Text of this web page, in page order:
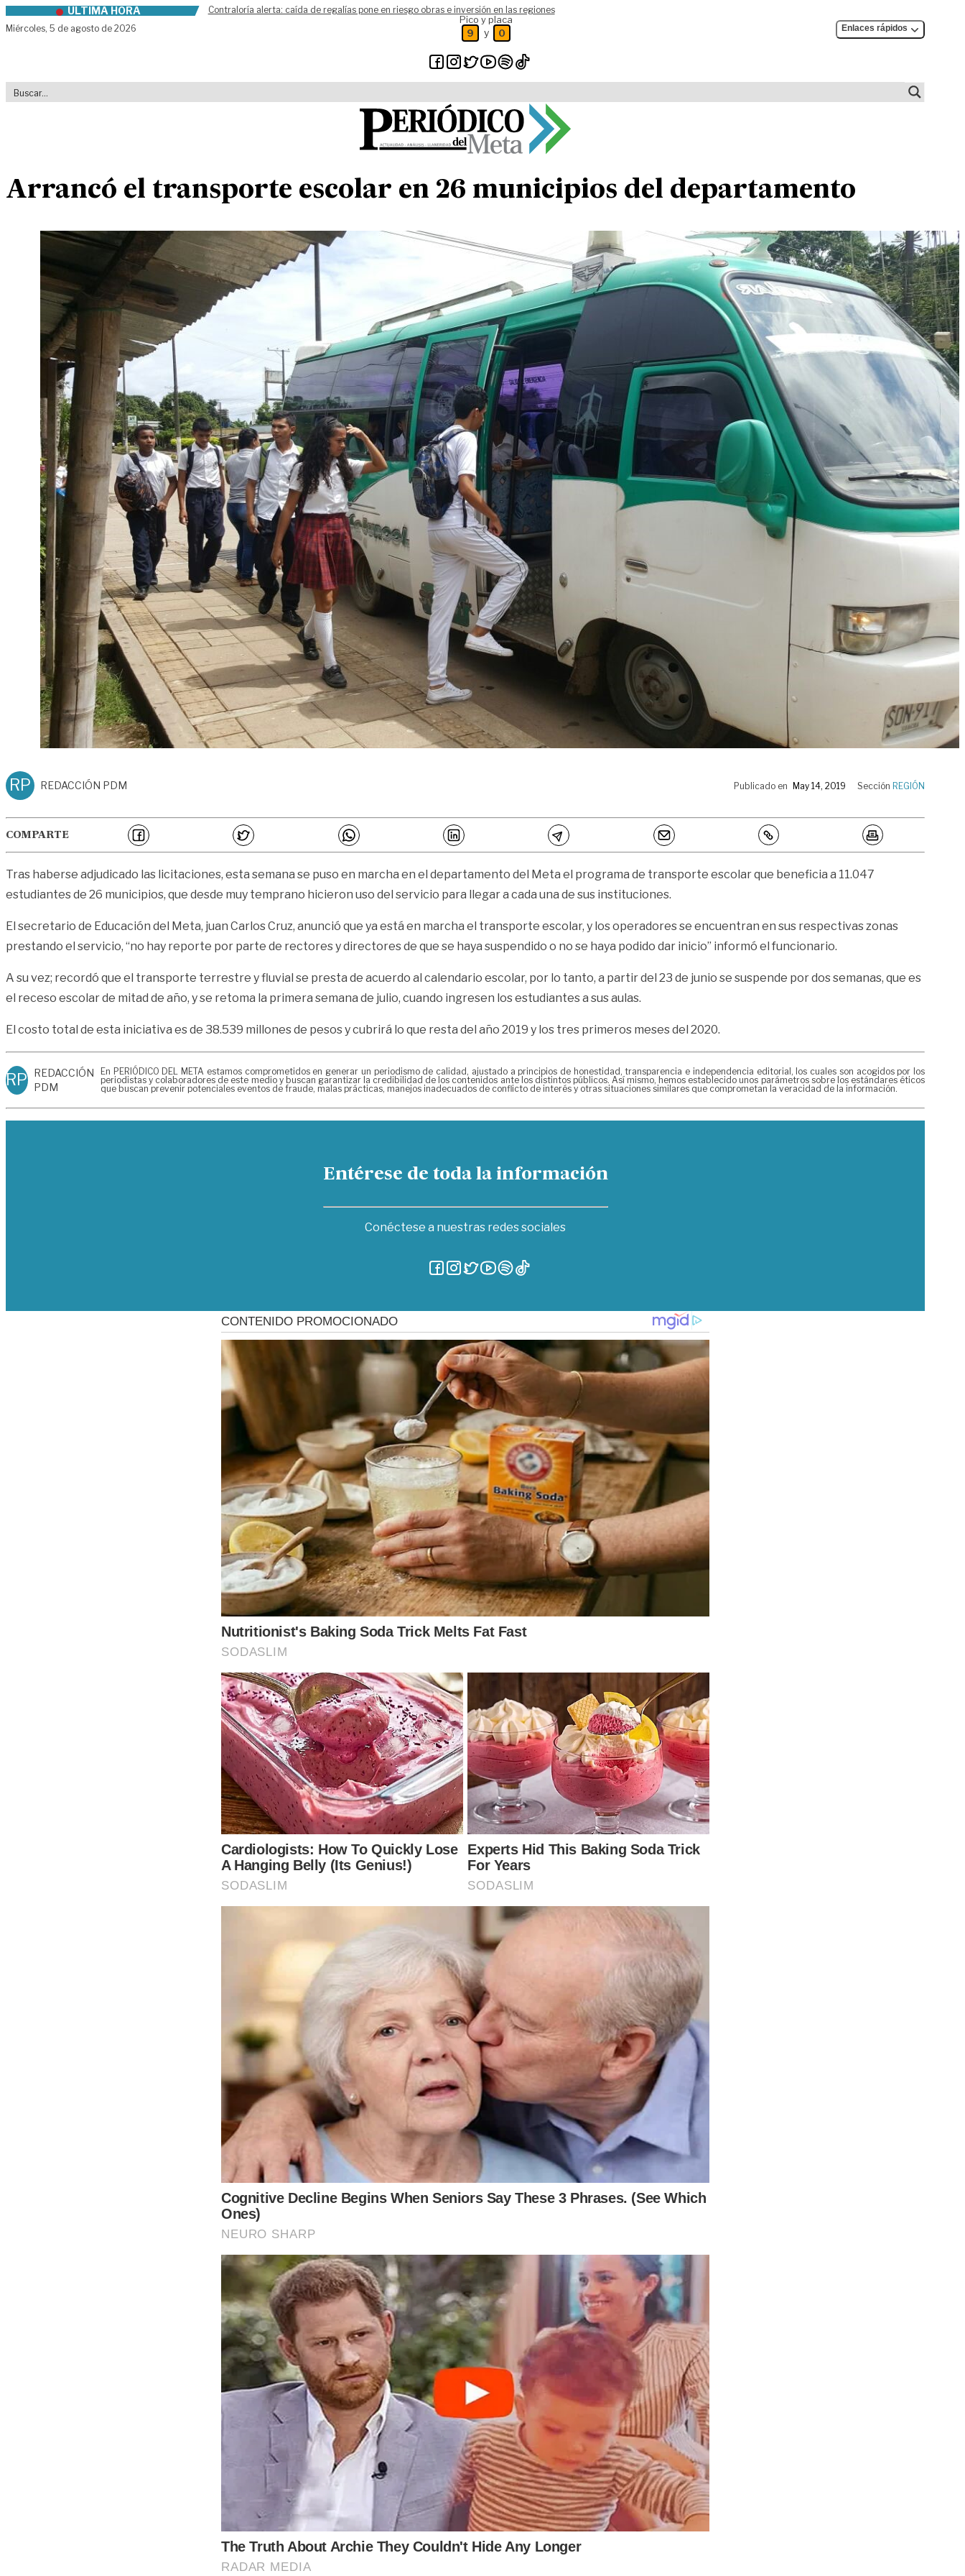
Skip to contentÚLTIMA HORA
Contraloría alerta: caída de regalías pone en riesgo obras e inversión en las regiones
Miércoles, 5 de agosto de 2026
Pico y placa
9 y 0 Enlaces rápidos
Arrancó el transporte escolar en 26 municipios del departamento
RP REDACCIÓN PDM Publicado en May 14, 2019 Sección REGIÓN
COMPARTE
Tras haberse adjudicado las licitaciones, esta semana se puso en marcha en el departamento del Meta el programa de transporte escolar que beneficia a 11.047
estudiantes de 26 municipios, que desde muy temprano hicieron uso del servicio para llegar a cada una de sus instituciones.
El secretario de Educación del Meta, juan Carlos Cruz, anunció que ya está en marcha el transporte escolar, y los operadores se encuentran en sus respectivas zonas
prestando el servicio, “no hay reporte por parte de rectores y directores de que se haya suspendido o no se haya podido dar inicio” informó el funcionario.
A su vez; recordó que el transporte terrestre y fluvial se presta de acuerdo al calendario escolar, por lo tanto, a partir del 23 de junio se suspende por dos semanas, que es
el receso escolar de mitad de año, y se retoma la primera semana de julio, cuando ingresen los estudiantes a sus aulas.
El costo total de esta iniciativa es de 38.539 millones de pesos y cubrirá lo que resta del año 2019 y los tres primeros meses del 2020.
RP REDACCIÓN
PDM
En PERIÓDICO DEL META estamos comprometidos en generar un periodismo de calidad, ajustado a principios de honestidad, transparencia e independencia editorial, los cuales son acogidos por los
periodistas y colaboradores de este medio y buscan garantizar la credibilidad de los contenidos ante los distintos públicos. Así mismo, hemos establecido unos parámetros sobre los estándares éticos
que buscan prevenir potenciales eventos de fraude, malas prácticas, manejos inadecuados de conflicto de interés y otras situaciones similares que comprometan la veracidad de la información.
Entérese de toda la información
Conéctese a nuestras redes sociales